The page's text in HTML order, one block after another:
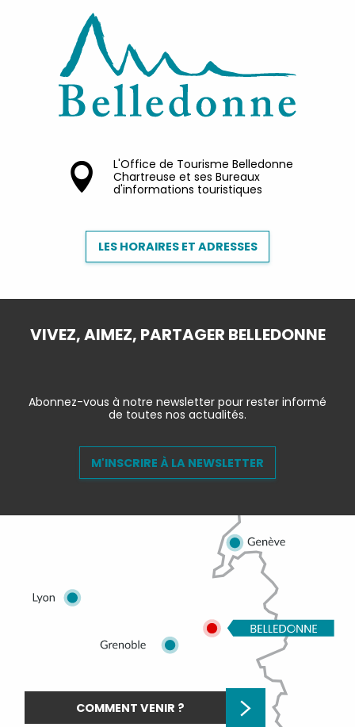
L'Office de Tourisme Belledonne
Chartreuse et ses Bureaux
d'informations touristiques
LES HORAIRES ET ADRESSES
VIVEZ, AIMEZ, PARTAGER BELLEDONNE
Abonnez-vous à notre newsletter pour rester informé
de toutes nos actualités.
M'INSCRIRE À LA NEWSLETTER
COMMENT VENIR ?